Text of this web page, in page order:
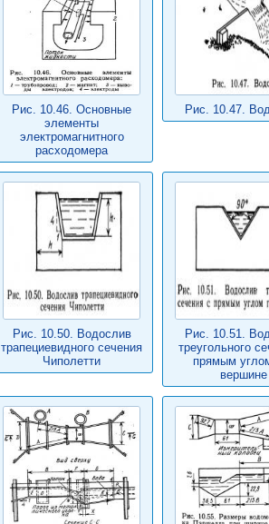
Рис. 10.46. Основные
элементы
электромагнитного
расходомера
Рис. 10.47.
Рис. 10.50. Водослив
трапециевидного сечения
Чиполетти
Рис. 10.51.
треугольного
прямым
вершине